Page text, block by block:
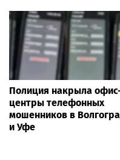
Полиция накрыла
центры телефонных
мошенников в
и Уфе